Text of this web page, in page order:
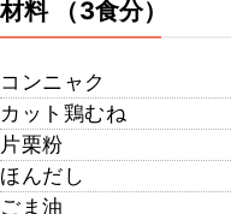
材料 （3食分）
コンニャク
カット鶏むね
片栗粉
ほんだし
ごま油